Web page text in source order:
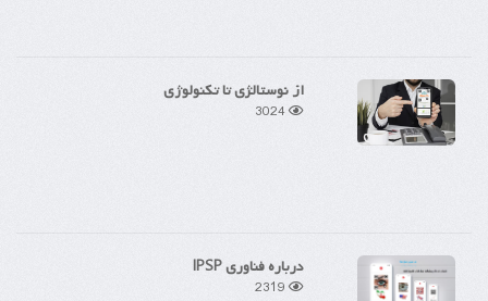
از نوستالژی تا تکنولوژی
درباره فناوری IPSP